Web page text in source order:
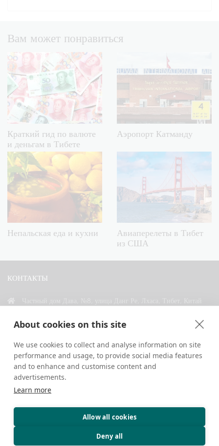
About cookies on this site
We use cookies to collect and analyse information on site
performance and usage, to provide social media features
and to enhance and customise content and
advertisements.
Learn more
Allow all cookies
Deny all
Вам может понравиться
Краткий гид по валюте
и деньгам в Тибете
Аэропорт Катманду
Непальская еда и кухни
Авиаперелеты в Тибет
из США
КОНТАКТЫ
СВЯЗАТЬСЯ С НАМИ
Авторские права © 2026. Все права защищены.
Конфиденциальность